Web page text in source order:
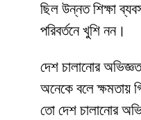
ছিল উন্নত শিক্ষা
পরিবর্তনে খুশি নন।
দেশ চালানোর
অনেকে বলে ক্ষমতায়
তো দেশ চালানোর